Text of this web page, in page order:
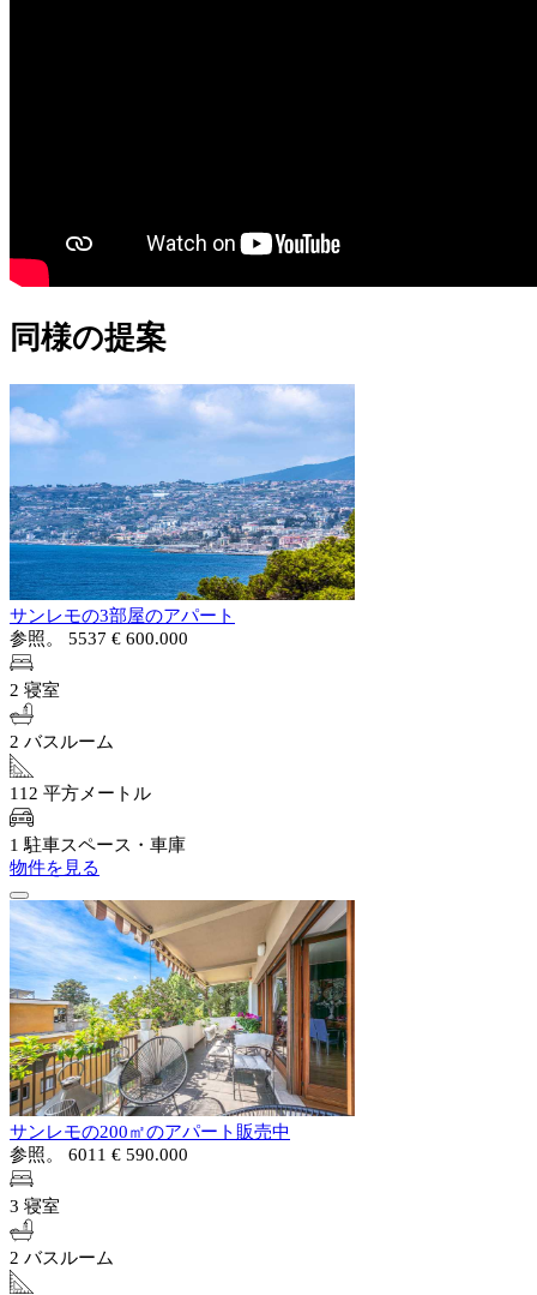
同様の提案
サンレモの3部屋のアパート
参照。 5537 € 600.000
2 寝室
2 バスルーム
112 平方メートル
1 駐車スペース・車庫
物件を見る
サンレモの200㎡のアパート販売中
参照。 6011 € 590.000
3 寝室
2 バスルーム